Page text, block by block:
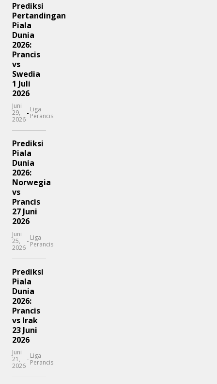
Prediksi
Pertandingan
Piala
Dunia
2026:
Prancis
vs
Swedia
1 Juli
2026
Juni
29,
2026
- Liga
Perancis
Prediksi
Piala
Dunia
2026:
Norwegia
vs
Prancis
27 Juni
2026
Juni
25,
2026
- Liga
Perancis
Prediksi
Piala
Dunia
2026:
Prancis
vs Irak
23 Juni
2026
Juni
21,
2026
- Liga
Perancis